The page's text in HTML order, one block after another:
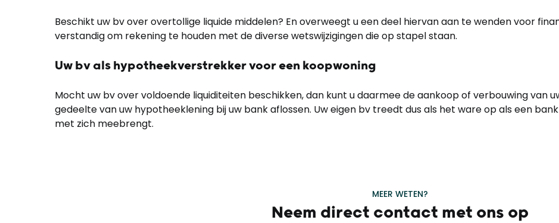
Beschikt uw bv over overtollige liquide middelen? En overweegt u een deel hiervan aan te wenden voor
verstandig om rekening te houden met de diverse wetswijzigingen die op stapel staan.
Uw bv als hypotheekverstrekker voor een koopwoning
Mocht uw bv over voldoende liquiditeiten beschikken, dan kunt u daarmee de aankoop of verbouwing van
gedeelte van uw hypotheeklening bij uw bank aflossen. Uw eigen bv treedt dus als het ware op als een
met zich meebrengt.
MEER WETEN?
Neem direct contact met ons op